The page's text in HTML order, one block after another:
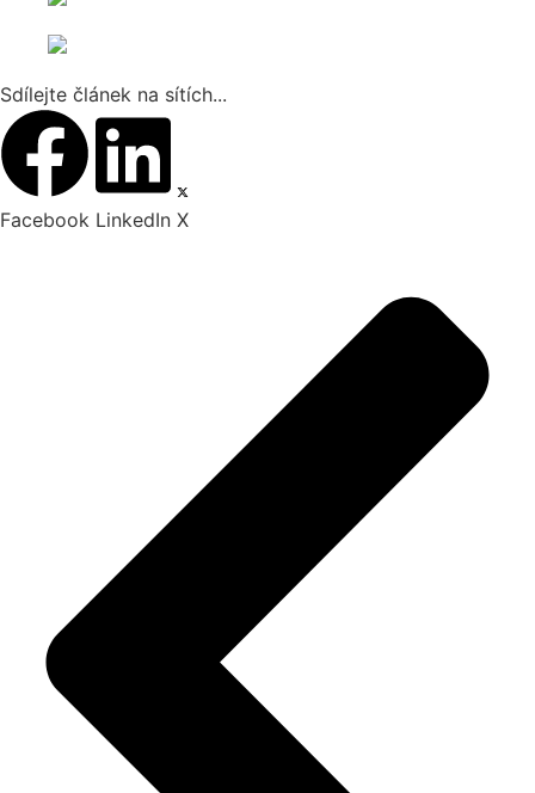
Sdílejte článek na sítích...
Facebook LinkedIn X